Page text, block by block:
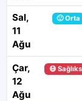
Sal,
11
Ağu
🙂 Orta
Çar,
12
Ağu
😷